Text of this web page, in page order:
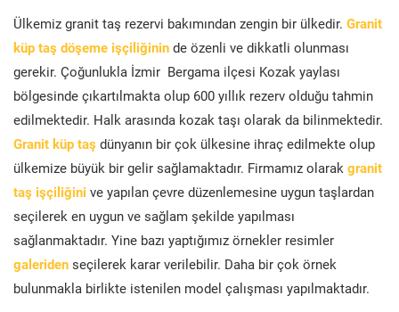
Ülkemiz granit taş rezervi bakımından zengin bir ülkedir. Granit
küp taş döşeme işçiliğinin de özenli ve dikkatli olunması
gerekir. Çoğunlukla İzmir Bergama ilçesi Kozak yaylası
bölgesinde çıkartılmakta olup 600 yıllık rezerv olduğu tahmin
edilmektedir. Halk arasında kozak taşı olarak da bilinmektedir.
Granit küp taş dünyanın bir çok ülkesine ihraç edilmekte olup
ülkemize büyük bir gelir sağlamaktadır. Firmamız olarak granit
taş işçiliğini ve yapılan çevre düzenlemesine uygun taşlardan
seçilerek en uygun ve sağlam şekilde yapılması
sağlanmaktadır. Yine bazı yaptığımız örnekler resimler
galeriden seçilerek karar verilebilir. Daha bir çok örnek
bulunmakla birlikte istenilen model çalışması yapılmaktadır.